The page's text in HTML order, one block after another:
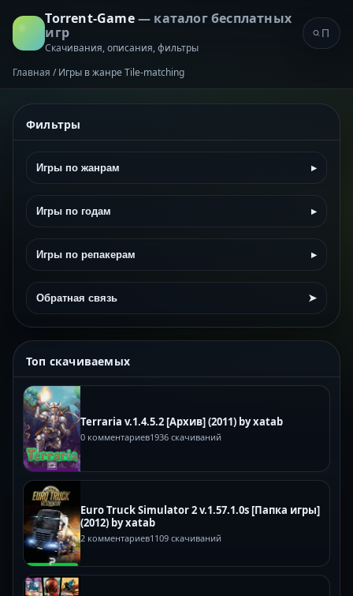
Torrent-Game— каталог бесплатных
игр
Скачивания, описания, фильтры
Главная / Игры в жанре Tile-matching
Фильтры
Игры по жанрам ▸
Игры по годам ▸
Игры по репакерам ▸
Обратная связь ➤
Топ скачиваемых
Terraria v.1.4.5.2 [Архив] (2011) by xatab
0 комментариев1936 скачиваний
Euro Truck Simulator 2 v.1.57.1.0s [Папка игры]
(2012) by xatab
2 комментариев1109 скачиваний